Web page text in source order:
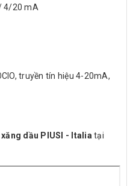
4/20 mA
truyền tín hiệu 4-20mA,
dầu PIUSI - Italia tại